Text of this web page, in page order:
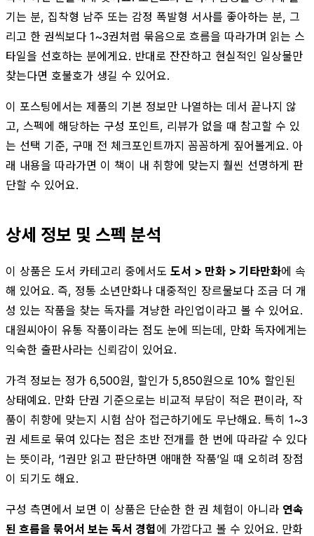
기는 분, 집착형 남주 또는 감정 폭발형 서사를 좋아하는 분, 그
리고 한 권씩보다 1~3권처럼 묶음으로 흐름을 따라가며 읽는 스
타일을 선호하는 분에게요. 반대로 잔잔하고 현실적인 일상물만
찾는다면 호불호가 생길 수 있어요.
이 포스팅에서는 제품의 기본 정보만 나열하는 데서 끝나지 않
고, 스펙에 해당하는 구성 포인트, 리뷰가 없을 때 참고할 수 있
는 선택 기준, 구매 전 체크포인트까지 꼼꼼하게 짚어볼게요. 아
래 내용을 따라가면 이 책이 내 취향에 맞는지 훨씬 선명하게 판
단할 수 있어요.
상세 정보 및 스펙 분석
이 상품은 도서 카테고리 중에서도 도서 > 만화 > 기타만화에 속
해 있어요. 즉, 정통 소년만화나 대중적인 장르물보다 조금 더 개
성 있는 작품을 찾는 독자를 겨냥한 라인업이라고 볼 수 있어요.
대원씨아이 유통 작품이라는 점도 눈에 띄는데, 만화 독자에게는
익숙한 출판사라는 신뢰감이 있어요.
가격 정보는 정가 6,500원, 할인가 5,850원으로 10% 할인된
상태예요. 만화 단권 기준으로는 비교적 부담이 적은 편이라, 작
품이 취향에 맞는지 시험 삼아 접근하기에도 무난해요. 특히 1~3
권 세트로 묶여 있다는 점은 초반 전개를 한 번에 따라갈 수 있다
는 뜻이라, ‘1권만 읽고 판단하면 애매한 작품’일 때 오히려 장점
이 되기도 해요.
구성 측면에서 보면 이 상품은 단순한 한 권 체험이 아니라 연속
된 흐름을 묶어서 보는 독서 경험에 가깝다고 볼 수 있어요. 만화